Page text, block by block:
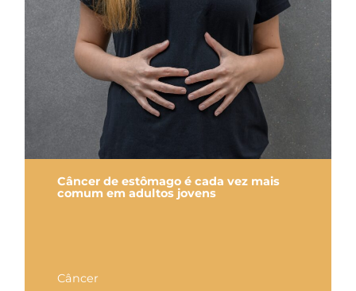
Câncer de estômago é cada vez mais
comum em adultos jovens
Câncer